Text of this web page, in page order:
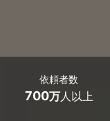
依頼者数
700万人以上